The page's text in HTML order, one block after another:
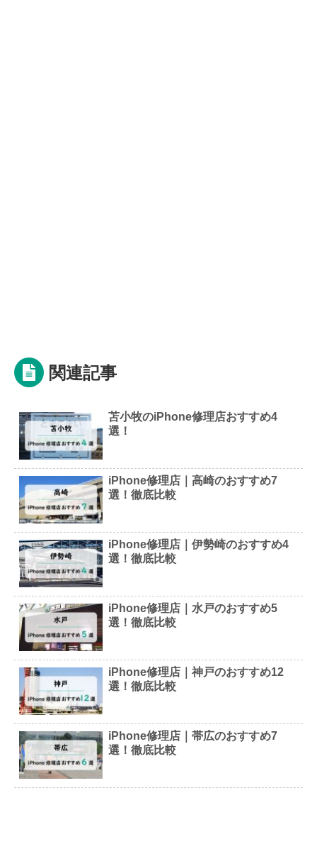
関連記事
苫小牧のiPhone修理店おすすめ4
選！
iPhone修理店｜高崎のおすすめ7
選！徹底比較
iPhone修理店｜伊勢崎のおすすめ4
選！徹底比較
iPhone修理店｜水戸のおすすめ5
選！徹底比較
iPhone修理店｜神戸のおすすめ12
選！徹底比較
iPhone修理店｜帯広のおすすめ7
選！徹底比較